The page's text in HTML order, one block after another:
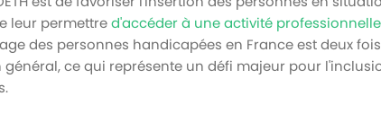
leur permettred'accéder à une activité professionnelle
des personnes handicapées en France est deux
ce qui représente un défi majeur pour